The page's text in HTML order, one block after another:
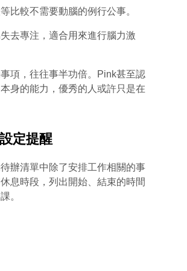
較不需要動腦的例行公事。
去專注，適合用來進行腦力激
項，往往事半功倍。Pink甚至認
身的能力，優秀的人或許只是在
定提醒
辦清單中除了安排工作相關的事
息時段，列出開始、結束的時間
。